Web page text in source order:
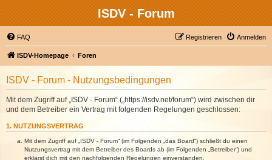
ISDV - Forum
FAQ Anmelden
Registrieren
ISDV-Homepage Foren
ISDV - Forum - Nutzungsbedingungen
Mit dem Zugriff auf „ISDV - Forum“ („https://isdv.net/forum“) wird zwischen dir
und dem Betreiber ein Vertrag mit folgenden Regelungen geschlossen:
1. NUTZUNGSVERTRAG
Mit dem Zugriff auf „ISDV - Forum“ (im Folgenden „das Board“) schließt du einen
Nutzungsvertrag mit dem Betreiber des Boards ab (im Folgenden „Betreiber“) und
erklärst dich mit den nachfolgenden Regelungen einverstanden.